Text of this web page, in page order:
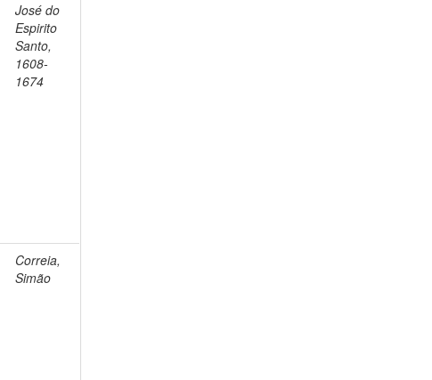
José do
Espirito
Santo,
1608-
1674
Correia,
Simão